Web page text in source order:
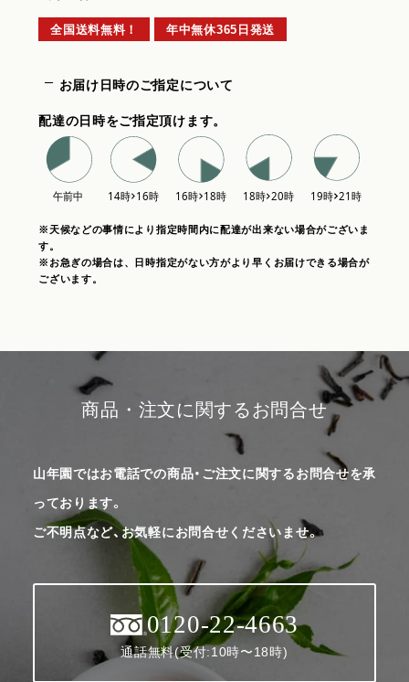
全国送料無料！ 年中無休365日発送
お届け日時のご指定について
配達の日時をご指定頂けます。
※天候などの事情により指定時間内に配達が出来ない場合がございま
す。
※お急ぎの場合は、日時指定がない方がより早くお届けできる場合が
ございます。
商品・注文に関するお問合せ
山年園ではお電話での商品・ご注文に関するお問合せを承
っております。
ご不明点など、お気軽にお問合せくださいませ。
0120-22-4663
通話無料(受付:10時〜18時)